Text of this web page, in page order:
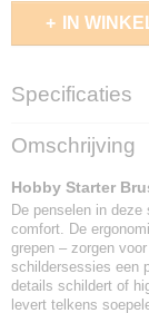
IN
Specificaties
EAN code
5713799506701
Omschrijving
Hobby Starter
De penselen in
comfort. De
grepen – zorgen
schildersessies een
details schildert of
levert telkens